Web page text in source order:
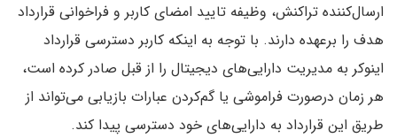
ارسال‌کننده تراکنش، وظیفه تایید امضای کاربر و فراخوانی قرارداد
هدف را برعهده دارند. با توجه به اینکه کاربر دسترسی قرارداد
اینوکر به مدیریت دارایی‌های دیجیتال را از قبل صادر کرده است،
هر زمان درصورت فراموشی یا گم‌کردن عبارات بازیابی می‌تواند از
طریق این قرارداد به دارایی‌های خود دسترسی پیدا کند.